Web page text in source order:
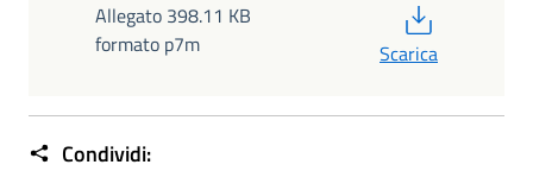
Allegato 398.11 KB
formato p7m
Scarica
Condividi: